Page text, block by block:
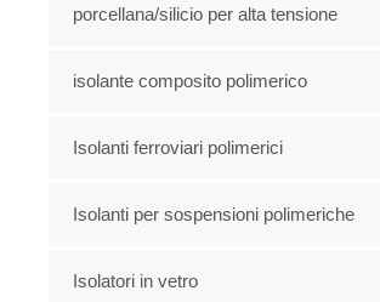
porcellana/silicio per alta tensione
isolante composito polimerico
Isolanti ferroviari polimerici
Isolanti per sospensioni polimeriche
Isolatori in vetro